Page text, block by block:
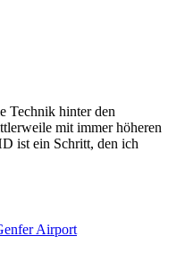
Technik hinter den
mit immer höheren
ist ein Schritt, den ich